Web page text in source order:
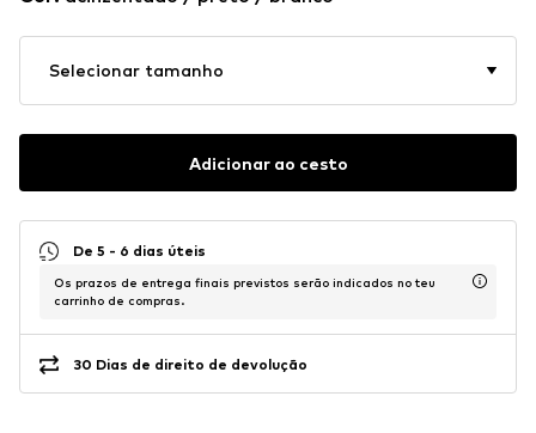
Selecionar tamanho
Adicionar ao cesto
De 5 - 6 dias úteis
Os prazos de entrega finais previstos serão indicados no teu
carrinho de compras.
30 Dias de direito de devolução